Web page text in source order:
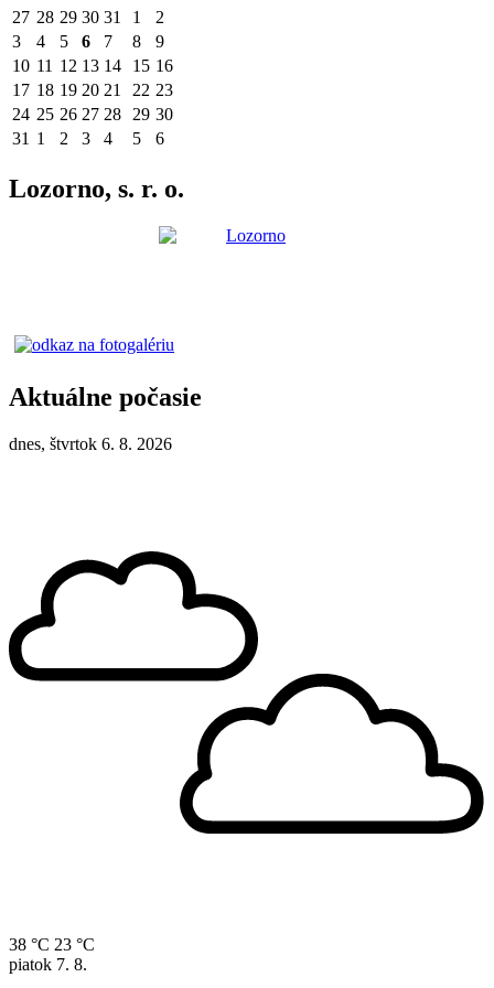
27 28 29 30 31 1
2
3
4 5 6 7 8
9
10 11 12 13 14 15 16
17 18 19 20 21 22 23
24 25 26 27 28 29 30
31 1 2 3 4 5 6
Lozorno, s. r. o.
Aktuálne počasie
dnes, štvrtok 6. 8. 2026
38 °C 23 °C
piatok 7. 8.